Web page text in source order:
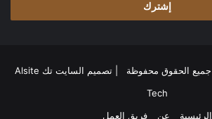
السايت تك Alsite
Tech
الرئيسية
عن فريق العمل